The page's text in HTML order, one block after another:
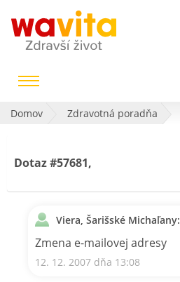
Domov Zdravotná poradňa
Dotaz #57681,
Viera, Šarišské Michaľany:
Zmena e-mailovej adresy
12. 12. 2007 dňa 13:08